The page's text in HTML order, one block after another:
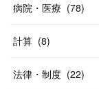
病院・医療 (78)
計算 (8)
法律・制度 (22)